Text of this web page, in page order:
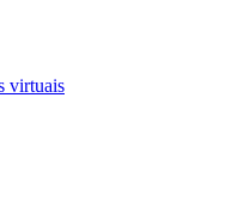
virtuais